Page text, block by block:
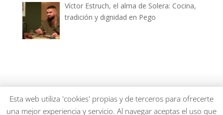
Víctor Estruch, el alma de Solera: Cocina,
tradición y dignidad en Pego
dianiagastronomica.com © 2026
Esta web utiliza 'cookies' propias y de terceros para ofrecerte
una mejor experiencia y servicio. Al navegar aceptas el uso que